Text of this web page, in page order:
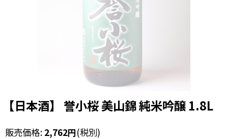
【日本酒】 誉小桜 美山錦 純米吟醸 1.8L
販売価格: 2,762円(税別)